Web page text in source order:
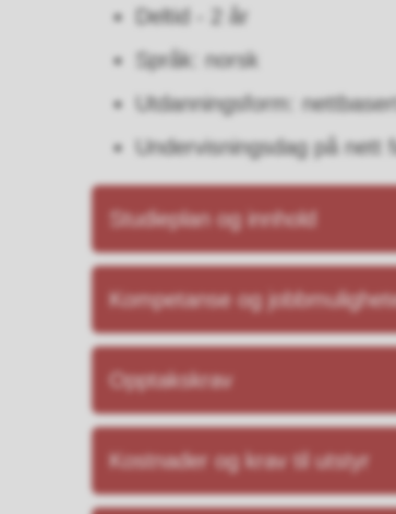
Deltid - 2 år
Språk: norsk
Utdanningsform:
Undervisningsdag på nett
Studieplan og innhold
Kompetanse og
Opptakskrav
Kostnader og krav til utstyr